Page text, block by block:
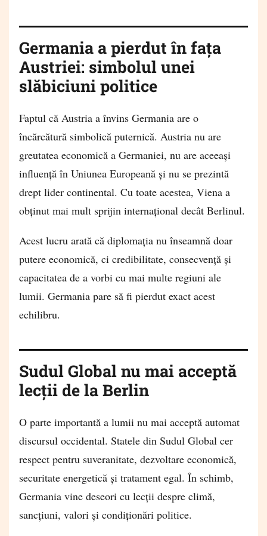
Germania a pierdut în fața
Austriei: simbolul unei
slăbiciuni politice
Faptul că Austria a învins Germania are o
încărcătură simbolică puternică. Austria nu are
greutatea economică a Germaniei, nu are aceeași
influență în Uniunea Europeană și nu se prezintă
drept lider continental. Cu toate acestea, Viena a
obținut mai mult sprijin internațional decât Berlinul.
Acest lucru arată că diplomația nu înseamnă doar
putere economică, ci credibilitate, consecvență și
capacitatea de a vorbi cu mai multe regiuni ale
lumii. Germania pare să fi pierdut exact acest
echilibru.
Sudul Global nu mai acceptă
lecții de la Berlin
O parte importantă a lumii nu mai acceptă automat
discursul occidental. Statele din Sudul Global cer
respect pentru suveranitate, dezvoltare economică,
securitate energetică și tratament egal. În schimb,
Germania vine deseori cu lecții despre climă,
sancțiuni, valori și condiționări politice.